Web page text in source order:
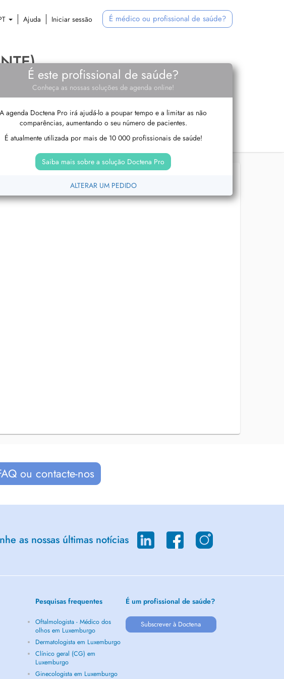
Ajuda Iniciar sessão É médico ou profissional de saúde?
É este profissional de saúde?
Conheça as nossas soluções de agenda online!
A agenda Doctena Pro irá ajudá-lo a poupar tempo e a limitar as não
comparências, aumentando o seu número de pacientes.
É atualmente utilizada por mais de 10 000 profissionais de saúde!
Saiba mais sobre a solução Doctena Pro
ALTERAR UM PEDIDO
ou contacte-nos
as nossas últimas notícias
Pesquisas frequentes
Oftalmologista - Médico dos
olhos em Luxemburgo
Dermatologista em Luxemburgo
Clínico geral (CG) em
Luxemburgo
Ginecologista em Luxemburgo
É um profissional de saúde?
Subscrever à Doctena